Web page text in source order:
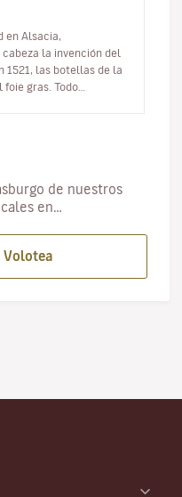
en Alsacia,
la invención del
1521, las botellas de la
foie gras. Todo
de nuestros
en…
Volotea